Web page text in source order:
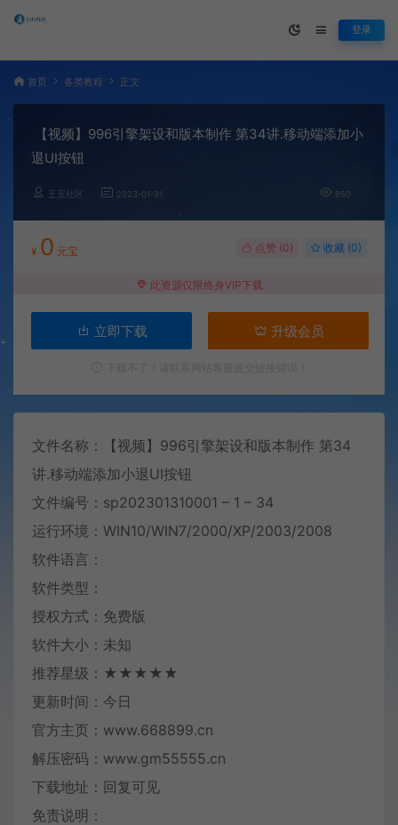
登录
首页 各类教程 正文
【视频】996引擎架设和版本制作 第34讲.移动端添加小
退UI按钮
五五社区 2023-01-31 950
¥ 0 元宝 点赞 (0) 收藏 (0)
此资源仅限终身VIP下载
立即下载 升级会员
文件名称：【视频】996引擎架设和版本制作 第34
讲.移动端添加小退UI按钮
文件编号：sp202301310001 – 1 – 34
运行环境：WIN10/WIN7/2000/XP/2003/2008
软件语言：
软件类型：
授权方式：免费版
软件大小：未知
推荐星级：★★★★★
更新时间：今日
官方主页：www.668899.cn
解压密码：www.gm55555.cn
下载地址：回复可见
免责说明：